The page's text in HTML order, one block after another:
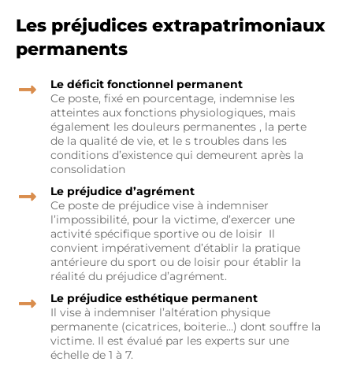
Les préjudices extrapatrimoniaux
permanents
Le déficit fonctionnel permanent
Ce poste, fixé en pourcentage, indemnise les
atteintes aux fonctions physiologiques, mais
également les douleurs permanentes , la perte
de la qualité de vie, et le s troubles dans les
conditions d’existence qui demeurent après la
consolidation
Le préjudice d’agrément
Ce poste de préjudice vise à indemniser
l’impossibilité, pour la victime, d’exercer une
activité spécifique sportive ou de loisir Il
convient impérativement d’établir la pratique
antérieure du sport ou de loisir pour établir la
réalité du préjudice d’agrément.
Le préjudice esthétique permanent
Il vise à indemniser l’altération physique
permanente (cicatrices, boiterie…) dont souffre la
victime. Il est évalué par les experts sur une
échelle de 1 à 7.